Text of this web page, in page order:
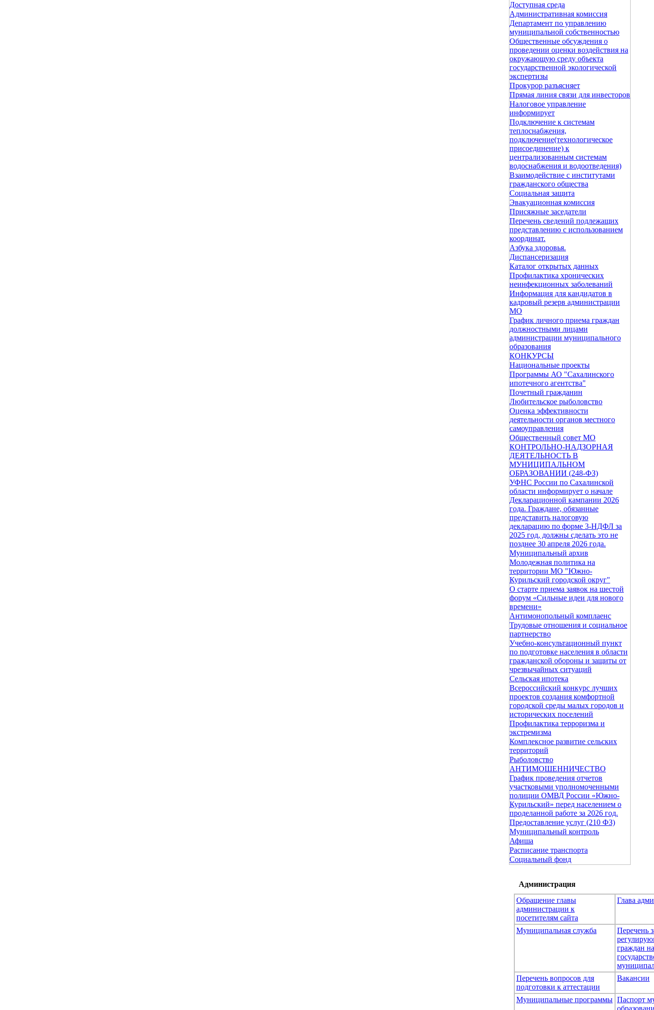
Доступная среда
Административная комиссия
Департамент по управлению
муниципальной собственностью
Общественные обсуждения о
проведении оценки воздействия на
окружающую среду объекта
государственной экологической
экспертизы
Прокурор разъясняет
Прямая линия связи для инвесторов
Налоговое управление
информирует
Подключение к системам
теплоснабжения,
подключение(технологическое
присоединение) к
централизованным системам
водоснабжения и водоотведения)
Взаимодействие с институтами
гражданского общества
Социальная защита
Эвакуационная комиссия
Присяжные заседатели
Перечень сведений подлежащих
представлению с использованием
координат.
Азбука здоровья.
Диспансеризация
Каталог открытых данных
Профилактика хронических
неинфекционных заболеваний
Информация для кандидатов в
кадровый резерв администрации
МО
График личного приема граждан
должностными лицами
администрации муниципального
образования
КОНКУРСЫ
Национальные проекты
Программы АО "Сахалинского
ипотечного агентства"
Почетный гражданин
Любительское рыболовство
Оценка эффективности
деятельности органов местного
самоуправления
Общественный совет МО
КОНТРОЛЬНО-НАДЗОРНАЯ
ДЕЯТЕЛЬНОСТЬ В
МУНИЦИПАЛЬНОМ
ОБРАЗОВАНИИ (248-ФЗ)
УФНС России по Сахалинской
области информирует о начале
Декларационной кампании 2026
года. Граждане, обязанные
представить налоговую
декларацию по форме 3-НДФЛ за
2025 год, должны сделать это не
позднее 30 апреля 2026 года.
Муниципальный архив
Молодежная политика на
территории МО "Южно-
Курильский городской округ"
О старте приема заявок на шестой
форум «Сильные идеи для нового
времени»
Антимонопольный комплаенс
Трудовые отношения и социальное
партнерство
Учебно-консультационный пункт
по подготовке населения в области
гражданской обороны и защиты от
чрезвычайных ситуаций
Сельская ипотека
Всероссийский конкурс лучших
проектов создания комфортной
городской среды малых городов и
исторических поселений
Профилактика терроризма и
экстремизма
Комплексное развитие сельских
территорий
Рыболовство
АНТИМОШЕННИЧЕСТВО
График проведения отчетов
участковыми уполномоченными
полиции ОМВД России «Южно-
Курильский» перед населением о
проделанной работе за 2026 год.
Предоставление услуг (210 ФЗ)
Муниципальный контроль
Афиша
Расписание транспорта
Социальный фонд
Администрация
Обращение главы
администрации к
посетителям сайта
Глава
Муниципальная служба
Перечень
граждан на
Перечень вопросов для
подготовки к аттестации
Вакансии
Муниципальные программы Паспорт